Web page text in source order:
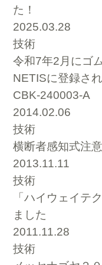
た！
2025.03.28
技術
令和7年2月にゴ
NETISに登録さ
CBK-240003-A
2014.02.06
技術
横断者感知式注
2013.11.11
技術
「ハイウェイテ
ました
2011.11.28
技術